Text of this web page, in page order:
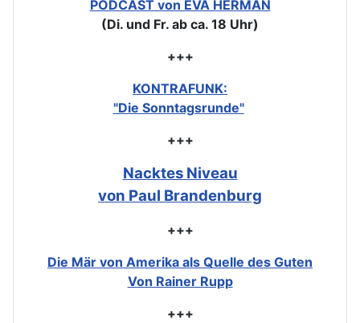
PODCAST von EVA HERMAN
(Di. und Fr. ab ca. 18 Uhr)
+++
KONTRAFUNK:
"Die Sonntagsrunde"
+++
Nacktes Niveau
von Paul Brandenburg
+++
Die Mär von Amerika als Quelle des Guten
Von Rainer Rupp
+++